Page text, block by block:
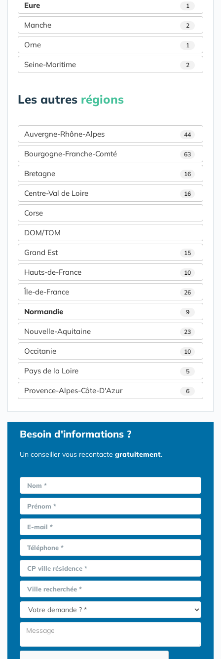
Eure 1
Manche 2
Orne 1
Seine-Maritime 2
Les autres régions
Auvergne-Rhône-Alpes 44
Bourgogne-Franche-Comté 63
Bretagne 16
Centre-Val de Loire 16
Corse
DOM/TOM
Grand Est 15
Hauts-de-France 10
Île-de-France 26
Normandie 9
Nouvelle-Aquitaine 23
Occitanie 10
Pays de la Loire 5
Provence-Alpes-Côte-D'Azur 6
Besoin d'informations ?
Un conseiller vous recontacte gratuitement.
Nom *
Prénom *
E-mail *
Téléphone *
CP ville résidence *
Ville recherchée *